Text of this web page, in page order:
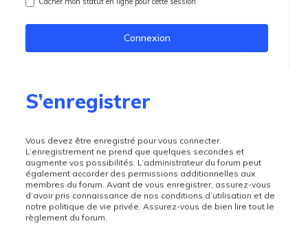
S’enregistrer
Vous devez être enregistré pour vous connecter.
L’enregistrement ne prend que quelques secondes et
augmente vos possibilités. L’administrateur du forum peut
également accorder des permissions additionnelles aux
membres du forum. Avant de vous enregistrer, assurez-vous
d’avoir pris connaissance de nos conditions d’utilisation et de
notre politique de vie privée. Assurez-vous de bien lire tout le
règlement du forum.